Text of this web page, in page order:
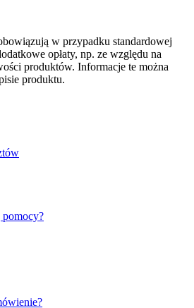
w przypadku standardowej
opłaty, np. ze względu na
produktów. Informacje te można
produktu.
pomocy?